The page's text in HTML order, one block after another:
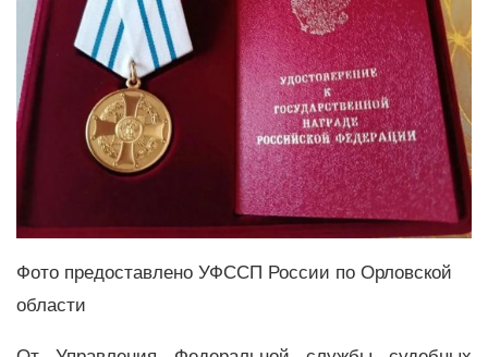
Фото предоставлено УФССП России по Орловской
области